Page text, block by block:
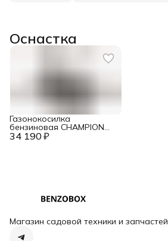
Оснастка
34 190 ₽
Газонокосилка
бензиновая CHAMPION
LM4630
Магазин садовой техники и запчастей